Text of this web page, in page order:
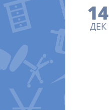
14
ДЕК